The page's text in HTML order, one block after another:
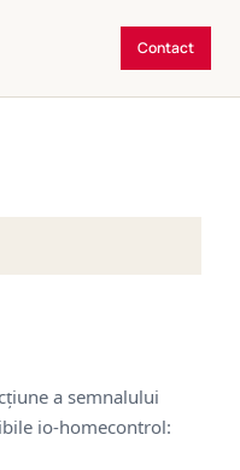
Contact
a semnalului
io-homecontrol: